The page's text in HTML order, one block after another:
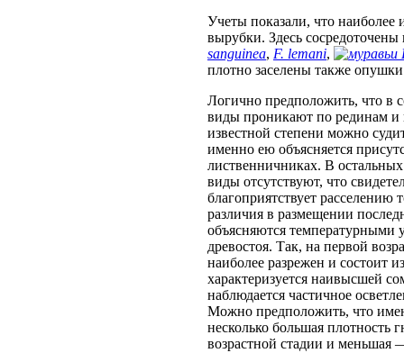
Учеты показали, что наиболее
вырубки. Здесь
sanguinea, F. lemani,
плотно заселены также
Логично предположить, что в
виды проникают по рединам
известной степени можно
именно ею объясняется
лиственничниках. В
виды отсутствуют, что
благоприятствует
различия в размещении
объясняются температурными
древостоя. Так, на первой
наиболее разрежен и состоит
характеризуется наивысшей
наблюдается частичное
Можно предположить, что
несколько большая плотность
возрастной стадии и меньшая